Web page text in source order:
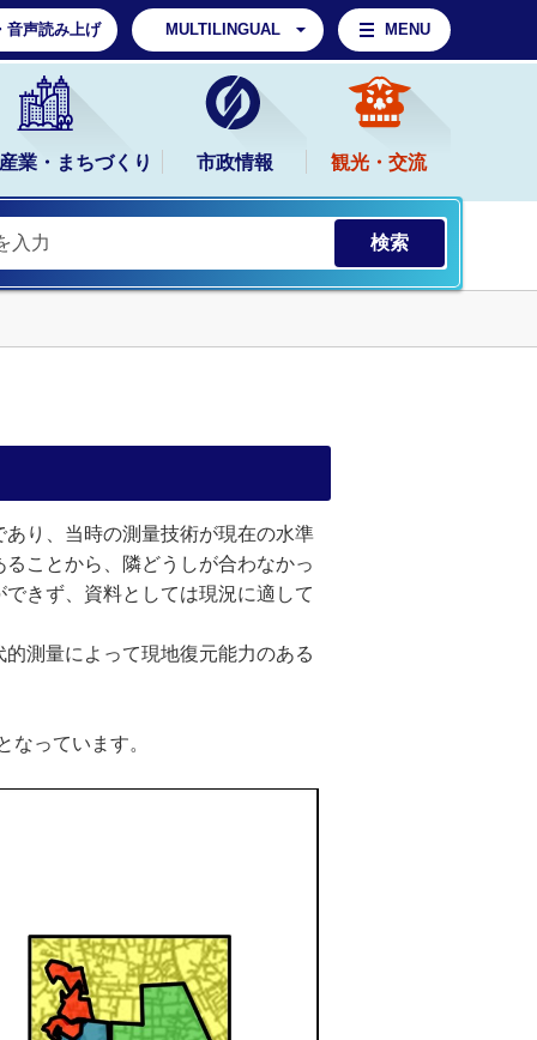
音声読み上げ MULTILINGUAL MENU
業・まちづくり 市政情報 観光・交流
り、当時の測量技術が現在の水準
ことから、隣どうしが合わなかっ
きず、資料としては現況に適して
測量によって現地復元能力のある
っています。